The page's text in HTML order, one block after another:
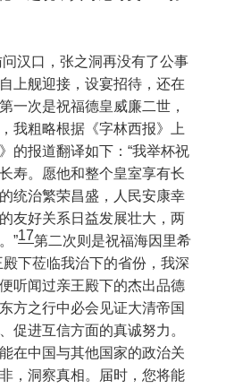
汉口，张之洞再没有了公事
上舰迎接，设宴招待，还在
一次是祝福德皇威廉二世，
我粗略根据《字林西报》上
的报道翻译如下：“我举杯祝
寿。愿他和整个皇室享有长
统治繁荣昌盛，人民安康幸
友好关系日益发展壮大，两
”17第二次则是祝福海因里希
下莅临我治下的省份，我深
听闻过亲王殿下的杰出品德
方之行中必会见证大清帝国
促进互信方面的真诚努力。
在中国与其他国家的政治关
，洞察真相。届时，您将能